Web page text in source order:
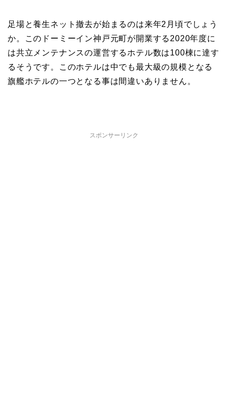
足場と養生ネット撤去が始まるのは来年2月頃でしょう
か。このドーミーイン神戸元町が開業する2020年度に
は共立メンテナンスの運営するホテル数は100棟に達す
るそうです。このホテルは中でも最大級の規模となる
旗艦ホテルの一つとなる事は間違いありません。
スポンサーリンク